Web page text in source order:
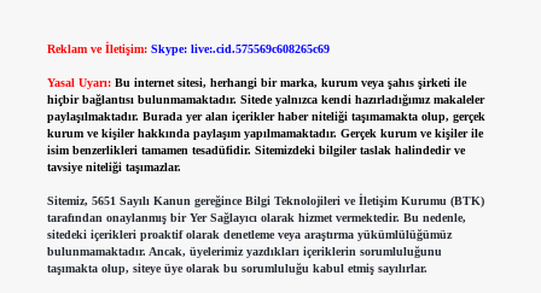
Reklam ve İletişim: Skype: live:.cid.575569c608265c69
Yasal Uyarı: Bu internet sitesi, herhangi bir marka, kurum veya şahıs şirketi ile
hiçbir bağlantısı bulunmamaktadır. Sitede yalnızca kendi hazırladığımız makaleler
paylaşılmaktadır. Burada yer alan içerikler haber niteliği taşımamakta olup, gerçek
kurum ve kişiler hakkında paylaşım yapılmamaktadır. Gerçek kurum ve kişiler ile
isim benzerlikleri tamamen tesadüfidir. Sitemizdeki bilgiler taslak halindedir ve
tavsiye niteliği taşımazlar.
Sitemiz, 5651 Sayılı Kanun gereğince Bilgi Teknolojileri ve İletişim Kurumu (BTK)
tarafından onaylanmış bir Yer Sağlayıcı olarak hizmet vermektedir. Bu nedenle,
sitedeki içerikleri proaktif olarak denetleme veya araştırma yükümlülüğümüz
bulunmamaktadır. Ancak, üyelerimiz yazdıkları içeriklerin sorumluluğunu
taşımakta olup, siteye üye olarak bu sorumluluğu kabul etmiş sayılırlar.